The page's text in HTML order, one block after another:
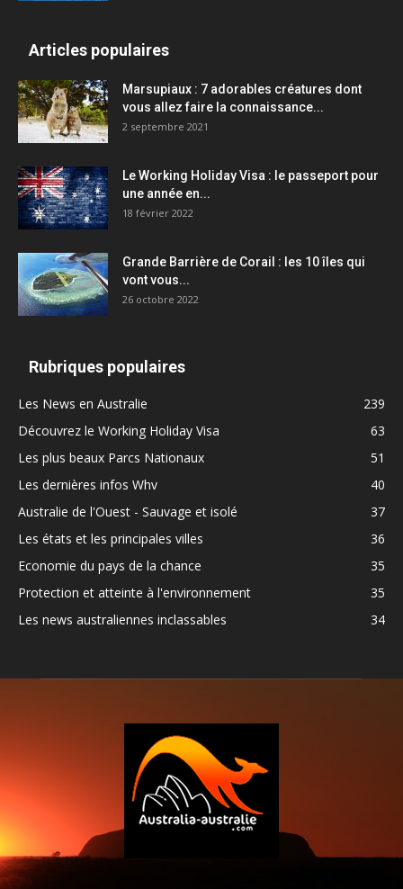
Articles populaires
Marsupiaux : 7 adorables créatures dont
vous allez faire la connaissance...
2 septembre 2021
Le Working Holiday Visa : le passeport pour
une année en...
18 février 2022
Grande Barrière de Corail : les 10 îles qui
vont vous...
26 octobre 2022
Rubriques populaires
Les News en Australie
239
Découvrez le Working Holiday Visa
63
Les plus beaux Parcs Nationaux
51
Les dernières infos Whv
40
Australie de l'Ouest - Sauvage et isolé
37
Les états et les principales villes
36
Economie du pays de la chance
35
Protection et atteinte à l'environnement
35
Les news australiennes inclassables
34